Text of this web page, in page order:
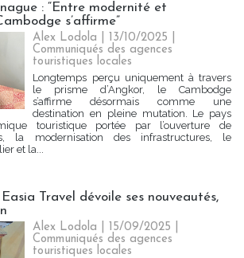
: “Entre modernité et
s’affirme”
Alex Lodola | 13/10/2025
Communiqués des agences
touristiques locales
Longtemps perçu uniquement à travers
le prisme d’Angkor, le Cambodge
s’affirme désormais comme une
destination en pleine mutation. Le pays
touristique portée par l’ouverture de
la modernisation des infrastructures, le
et la...
Travel dévoile ses nouveautés,
Alex Lodola | 15/09/2025
Communiqués des agences
touristiques locales